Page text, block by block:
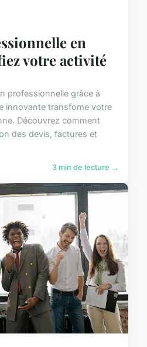
en
votre activité
professionnelle grâce à
innovante transfome votre
Découvrez comment
des devis, factures et
3 min de lecture →